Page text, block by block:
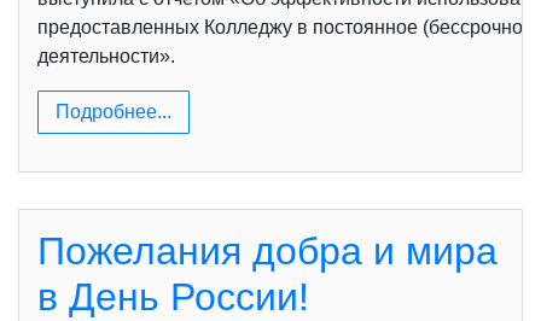
предоставленных Колледжу в постоянное
деятельности».
Подробнее...
Пожелания добра и мира
в День России!